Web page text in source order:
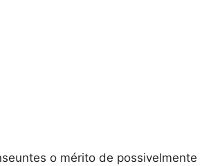
o mérito de possivelmente